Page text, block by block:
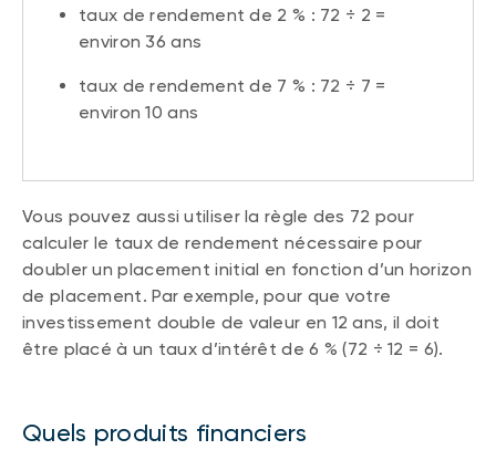
taux de rendement de 2 % : 72 ÷ 2 =
environ 36 ans
taux de rendement de 7 % : 72 ÷ 7 =
environ 10 ans
Vous pouvez aussi utiliser la règle des 72 pour
calculer le taux de rendement nécessaire pour
doubler un placement initial en fonction d’un horizon
de placement. Par exemple, pour que votre
investissement double de valeur en 12 ans, il doit
être placé à un taux d’intérêt de 6 % (72 ÷ 12 = 6).
Quels produits financiers